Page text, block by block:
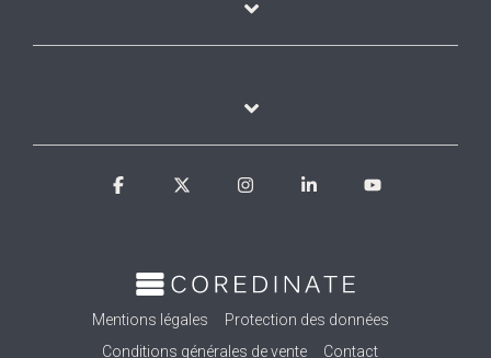
Mentions légales
Protection des données
Conditions générales de vente
Contact
Facebook InstagramLinkedin